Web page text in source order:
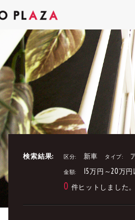
検索結果: 区分: 新車 タイプ:
金額: 15万円～20万
0 件ヒットしました。